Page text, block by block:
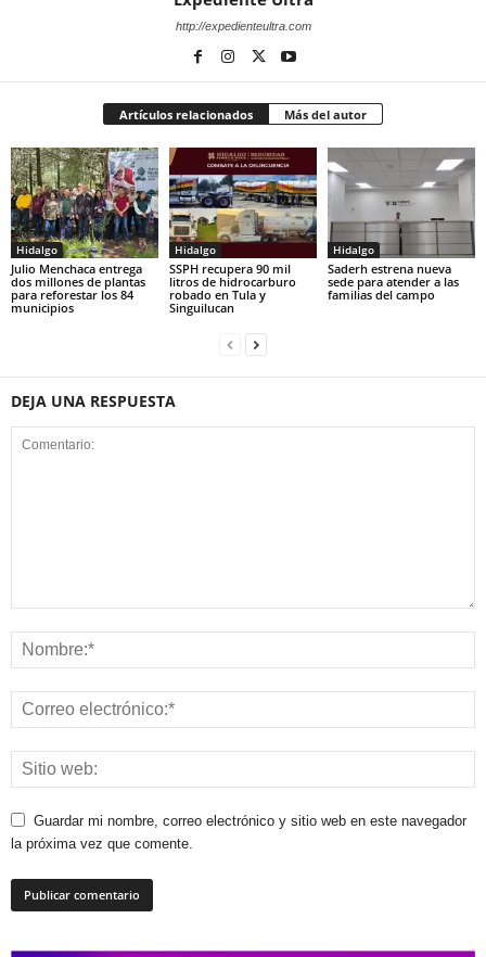
http://expedienteultra.com
Artículos relacionados Más del autor
Hidalgo
Julio Menchaca entrega
dos millones de plantas
para reforestar los 84
municipios
Hidalgo
SSPH recupera 90 mil
litros de hidrocarburo
robado en Tula y
Singuilucan
Hidalgo
Saderh estrena nueva
sede para atender a las
familias del campo
DEJA UNA RESPUESTA
Guardar mi nombre, correo electrónico y sitio web en este navegador
la próxima vez que comente.